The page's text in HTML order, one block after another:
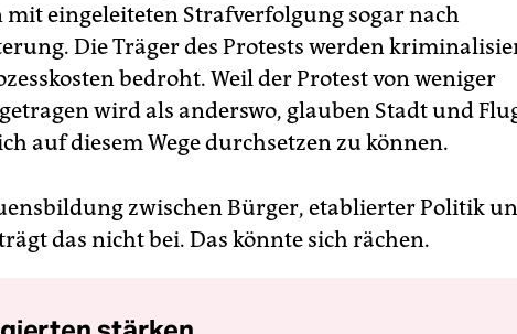
mit eingeleiteten Strafverfolgung sogar nach
Die Träger des Protests werden
bedroht. Weil der Protest von weniger
wird als anderswo, glauben Stadt und
auf diesem Wege durchsetzen zu können.
zwischen Bürger, etablierter Politik
das nicht bei. Das könnte sich rächen.